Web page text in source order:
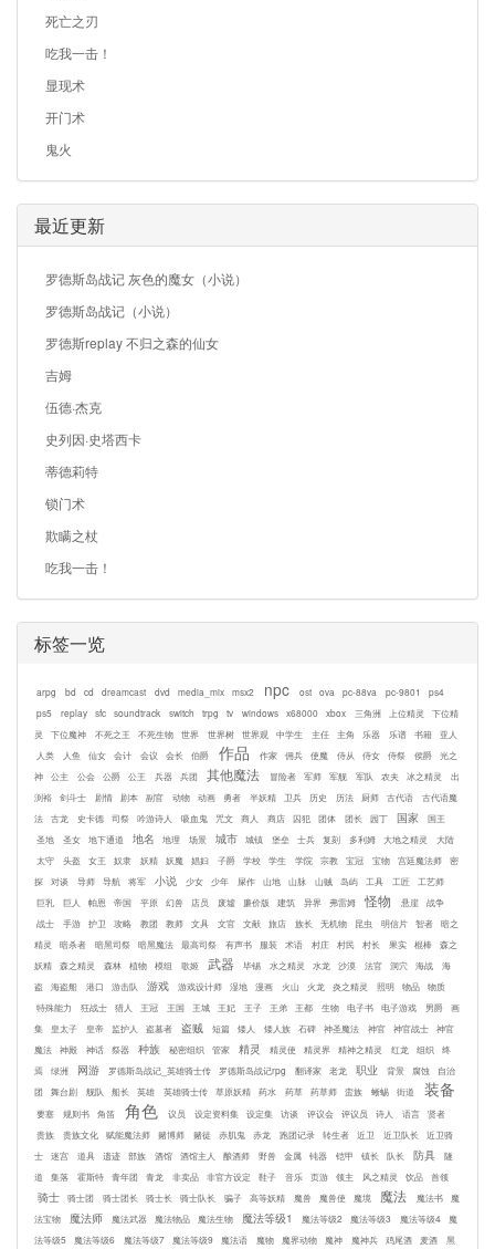
死亡之刃
吃我一击！
显现术
开门术
鬼火
最近更新
罗德斯岛战记 灰色的魔女（小说）
罗德斯岛战记（小说）
罗德斯replay 不归之森的仙女
吉姆
伍德·杰克
史列因·史塔西卡
蒂德莉特
锁门术
欺瞒之杖
吃我一击！
标签一览
arpg bd cd dreamcast dvd media_mix msx2 npc ost ova pc-88va pc-9801
ps4
ps5
replay sfc soundtrack switch trpg tv windows x68000 xbox 三角洲 上位精灵
下位精
灵
下位魔神 不死之王 不死生物 世界 世界树 世界观 中学生 主任 主角 乐器 乐谱 书籍
亚人
人类
人鱼 仙女 会计 会议 会长 伯爵 作品 作家 佣兵 使魔 侍从 侍女 侍祭 侯爵
光之
神
公主 公会 公爵 公王 兵器 兵团 其他魔法 冒险者 军师 军舰 军队 农夫 冰之精灵
出
渕裕
剑斗士 剧情 剧本 副官 动物 动画 勇者 半妖精 卫兵 历史 历法 厨师 古代语
古代语魔
法
古龙 史卡德 司祭 吟游诗人 吸血鬼 咒文 商人 商店 囚犯 团体 团长 园丁 国家
国王
圣地
圣女 地下通道 地名 地理 场景 城市 城镇 堡垒 士兵 复刻 多利姆 大地之精灵
大陆
太守
头盔 女王 奴隶 妖精 妖魔 娼妇 子爵 学校 学生 学院 宗教 宝冠 宝物 宫廷魔法师
密
探
对谈 导师 导航 将军 小说 少女 少年 屎作 山地 山脉 山贼 岛屿 工具 工匠
工艺师
巨乳
巨人 帕恩 帝国 平原 幻兽 店员 废墟 廉价版 建筑 异界 弗雷姆 怪物 悬崖
战争
战士
手游 护卫 攻略 教团 教师 文具 文官 文献 旅店 族长 无机物 昆虫 明信片 智者
暗之
精灵
暗杀者 暗黑司祭 暗黑魔法 最高司祭 有声书 服装 术语 村庄 村民 村长 果实 棍棒
森之
妖精
森之精灵 森林 植物 模组 歌姬 武器 毕锡 水之精灵 水龙 沙漠 法官 洞穴 海战
海
盗
海盗船 港口 游击队 游戏 游戏设计师 湿地 漫画 火山 火龙 炎之精灵 照明 物品
物质
特殊能力
狂战士 猎人 王冠 王国 王城 王妃 王子 王弟 王都 生物 电子书 电子游戏 男爵
画
集
皇太子 皇帝 监护人 盗墓者 盗贼 短篇 矮人 矮人族 石碑 神圣魔法 神官 神官战士
神官
魔法
神殿 神话 祭器 种族 秘密组织 管家 精灵 精灵使 精灵界 精神之精灵 红龙 组织
终
焉
绿洲 网游 罗德斯岛战记_英雄骑士传 罗德斯岛战记rpg 翻译家 老龙 职业 背景 腐蚀
自治
团
舞台剧 舰队 船长 英雄 英雄骑士传 草原妖精 药水 药草 药草师 蛮族 蜥蜴 街道 装备
要塞 规则书 角笛 角色 议员 设定资料集 设定集 访谈 评议会 评议员 诗人 语言
贤者
贵族
贵族文化 赋能魔法师 赌博师 赌徒 赤肌鬼 赤龙 跑团记录 转生者 近卫 近卫队长
近卫骑
士
迷宫 道具 遗迹 部族 酒馆 酒馆主人 酿酒师 野兽 金属 钝器 铠甲 镇长 队长 防具
隧
道
集落 霍斯特 青年团 青龙 非卖品 非官方设定 鞋子 音乐 页游 领主 风之精灵 饮品 首领
骑士 骑士团 骑士团长 骑士长 骑士队长 骗子 高等妖精 魔兽 魔兽使 魔境 魔法 魔法书
魔
法宝物
魔法师 魔法武器 魔法物品 魔法生物 魔法等级1 魔法等级2 魔法等级3 魔法等级4
魔
法等级5
魔法等级6 魔法等级7 魔法等级9 魔法语 魔物 魔界动物 魔神 魔神兵 鸡尾酒 麦酒 黑